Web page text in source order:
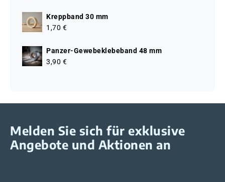
Kreppband 30 mm
1,70 €
Panzer-Gewebeklebeband 48 mm
3,90 €
Melden Sie sich für exklusive
Angebote und Aktionen an